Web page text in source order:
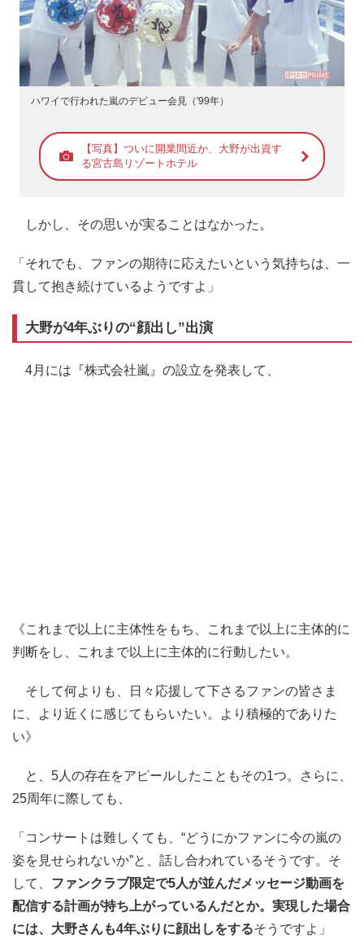
ハワイで行われた嵐のデビュー会見（'99年）
【写真】ついに開業間近か、大野が出資す
る宮古島リゾートホテル
しかし、その思いが実ることはなかった。
「それでも、ファンの期待に応えたいという気持ちは、一
貫して抱き続けているようですよ」
大野が4年ぶりの“顔出し”出演
4月には『株式会社嵐』の設立を発表して、
《これまで以上に主体性をもち、これまで以上に主体的に
判断をし、これまで以上に主体的に行動したい。
そして何よりも、日々応援して下さるファンの皆さま
に、より近くに感じてもらいたい。より積極的でありた
い》
と、5人の存在をアピールしたこともその1つ。さらに、
25周年に際しても、
「コンサートは難しくても、“どうにかファンに今の嵐の
姿を見せられないか”と、話し合われているそうです。そ
して、 ファンクラブ限定で5人が並んだメッセージ動画を
配信する計画が持ち上がっているんだとか。実現した場合
には、大野さんも4年ぶりに顔出しをするそうですよ」